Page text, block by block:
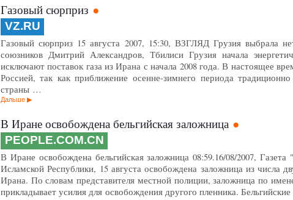
Газовый сюрприз
VZ.RU
Газовый сюрприз 15 августа 2007, 15:30, ВЗГЛЯД Грузия выбрала
союзников Дмитрий Александров, Тбилиси Грузия начала
исключают поставок газа из Ирана с начала 2008 года. В настоящее
Россией, так как приближение осенне-зимнего периода
страны …
Дальше
В Иране освобождена бельгийская заложница
PEOPLE.COM.CN
В Иране освобождена бельгийская заложница 08:59.16/08/2007,
Исламской Республики, 15 августа освобождена заложница из числа
Ирана. По словам представителя местной полиции, заложница по
прикладывает усилия для освобождения другого пленника.